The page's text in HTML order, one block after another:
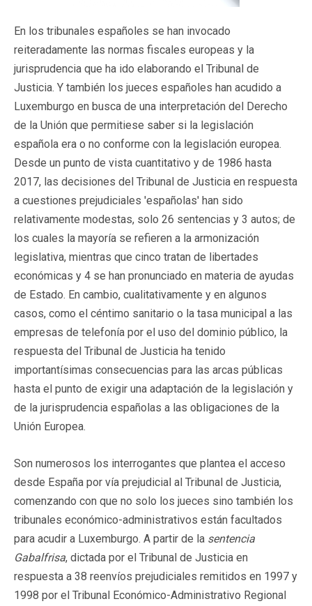
En los tribunales españoles se han invocado
reiteradamente las normas fiscales europeas y la
jurisprudencia que ha ido elaborando el Tribunal de
Justicia. Y también los jueces españoles han acudido a
Luxemburgo en busca de una interpretación del Derecho
de la Unión que permitiese saber si la legislación
española era o no conforme con la legislación europea.
Desde un punto de vista cuantitativo y de 1986 hasta
2017, las decisiones del Tribunal de Justicia en respuesta
a cuestiones prejudiciales 'españolas' han sido
relativamente modestas, solo 26 sentencias y 3 autos; de
los cuales la mayoría se refieren a la armonización
legislativa, mientras que cinco tratan de libertades
económicas y 4 se han pronunciado en materia de ayudas
de Estado. En cambio, cualitativamente y en algunos
casos, como el céntimo sanitario o la tasa municipal a las
empresas de telefonía por el uso del dominio público, la
respuesta del Tribunal de Justicia ha tenido
importantísimas consecuencias para las arcas públicas
hasta el punto de exigir una adaptación de la legislación y
de la jurisprudencia españolas a las obligaciones de la
Unión Europea.
Son numerosos los interrogantes que plantea el acceso
desde España por vía prejudicial al Tribunal de Justicia,
comenzando con que no solo los jueces sino también los
tribunales económico-administrativos están facultados
para acudir a Luxemburgo. A partir de la sentencia
Gabalfrisa, dictada por el Tribunal de Justicia en
respuesta a 38 reenvíos prejudiciales remitidos en 1997 y
1998 por el Tribunal Económico-Administrativo Regional